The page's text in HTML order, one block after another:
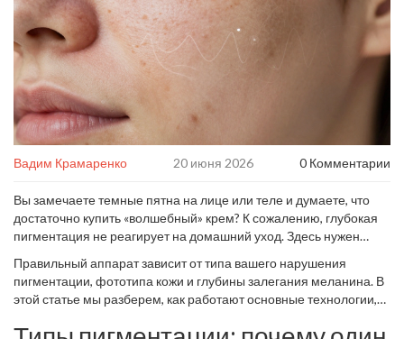
Вадим Крамаренко 20 июня 2026 0 Комментарии
Вы замечаете темные пятна на лице или теле и думаете, что
достаточно купить «волшебный» крем? К сожалению, глубокая
пигментация не реагирует на домашний уход. Здесь нужен
десятки устройств: лазеры, IPL-системы, радиочастотные
аппараты. Ошибка в выборе может не просто не помочь, но и
усугубить проблему, вызвав новые пятна или ожоги.
Правильный аппарат зависит от типа вашего нарушения
пигментации, фототипа кожи и глубины залегания меланина. В
этой статье мы разберем, как работают основные технологии,
почему универсального решения не существует. Если вы ищете